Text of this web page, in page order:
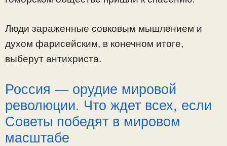
Люди зараженные совковым мышлением и
духом фарисейским, в конечном итоге,
выберут антихриста.
Россия — орудие мировой
революции. Что ждет всех, если
Советы победят в мировом
масштабе